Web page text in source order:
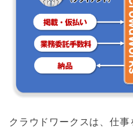
クラウドワークスは、仕